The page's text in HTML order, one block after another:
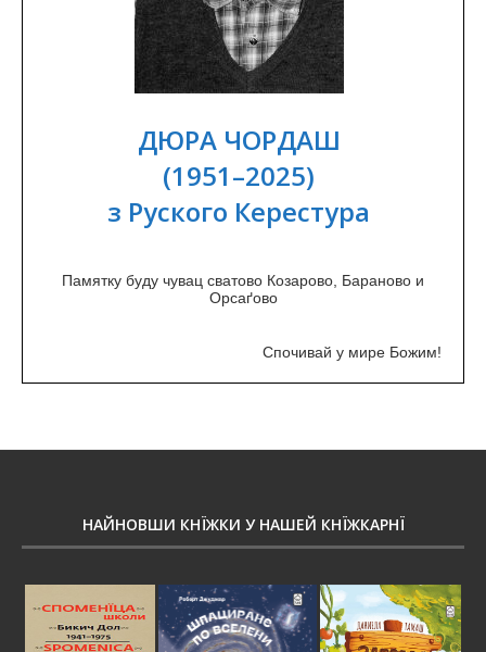
ДЮРА ЧОРДАШ
(1951–2025)
з Руского Керестура
Памятку буду чувац сватово Козарово, Бараново и
Орсаґово
Спочивай у мире Божим!
НАЙНОВШИ КНЇЖКИ У НАШЕЙ КНЇЖКАРНЇ